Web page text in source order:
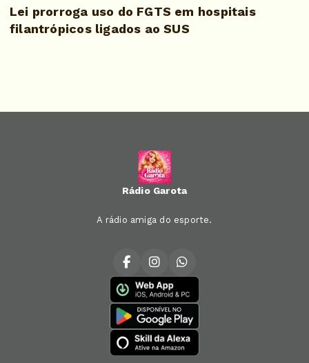
Lei prorroga uso do FGTS em hospitais
filantrópicos ligados ao SUS
Rádio Garota
A rádio amiga do esporte.